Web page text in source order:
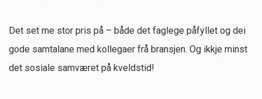
Det set me stor pris på – både det faglege påfyllet og dei
gode samtalane med kollegaer frå bransjen. Og ikkje minst
det sosiale samværet på kveldstid!